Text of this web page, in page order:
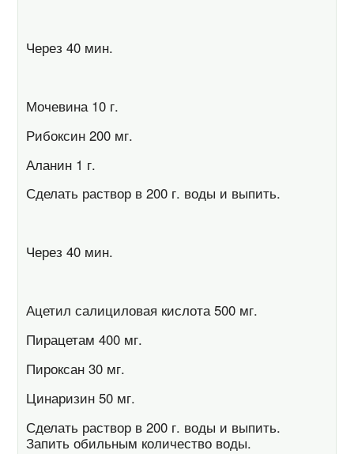
Через 40 мин.
Мочевина 10 г.
Рибоксин 200 мг.
Аланин 1 г.
Сделать раствор в 200 г. воды и выпить.
Через 40 мин.
Ацетил салициловая кислота 500 мг.
Пирацетам 400 мг.
Пироксан 30 мг.
Цинаризин 50 мг.
Сделать раствор в 200 г. воды и выпить.
Запить обильным количество воды.